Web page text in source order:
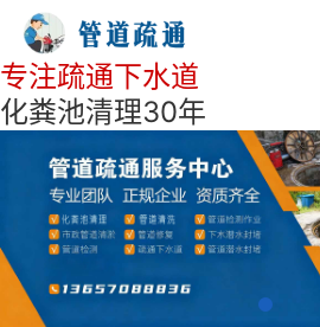
专注疏通下水道
化粪池清理30年